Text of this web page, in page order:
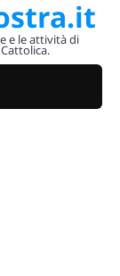
e le attività di